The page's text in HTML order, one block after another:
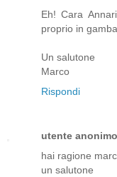
Eh! Cara
proprio in gamba.
Un salutone
Marco
Rispondi
utente anonimo
hai ragione
un salutone